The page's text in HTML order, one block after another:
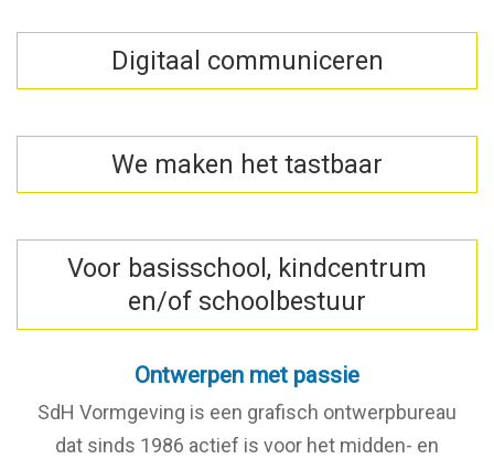
Digitaal communiceren
We maken het tastbaar
Voor basisschool, kindcentrum
en/of schoolbestuur
Ontwerpen met passie
SdH Vormgeving is een grafisch ontwerpbureau
dat sinds 1986 actief is voor het midden- en